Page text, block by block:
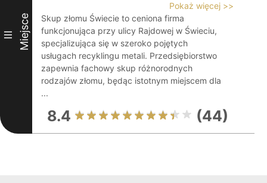
III Miejsce
Pokaż więcej >>
Skup złomu Świecie to ceniona firma
funkcjonująca przy ulicy Rajdowej w Świeciu,
specjalizująca się w szeroko pojętych
usługach recyklingu metali. Przedsiębiorstwo
zapewnia fachowy skup różnorodnych
rodzajów złomu, będąc istotnym miejscem dla
...
8.4 (44)